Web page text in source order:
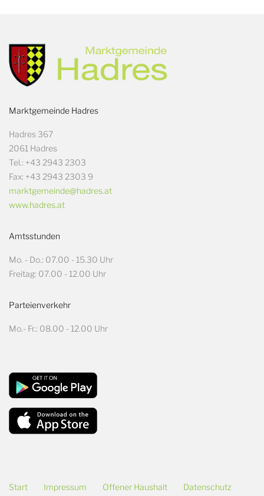
Marktgemeinde Hadres
Hadres 367
2061 Hadres
Tel.: +43 2943 2303
Fax: +43 2943 2303 9
marktgemeinde@hadres.at
www.hadres.at
Amtsstunden
Mo. - Do.: 07.00 - 15.30 Uhr
Freitag: 07.00 - 12.00 Uhr
Parteienverkehr
Mo.- Fr.: 08.00 - 12.00 Uhr
Start Impressum Offener Haushalt Datenschutz